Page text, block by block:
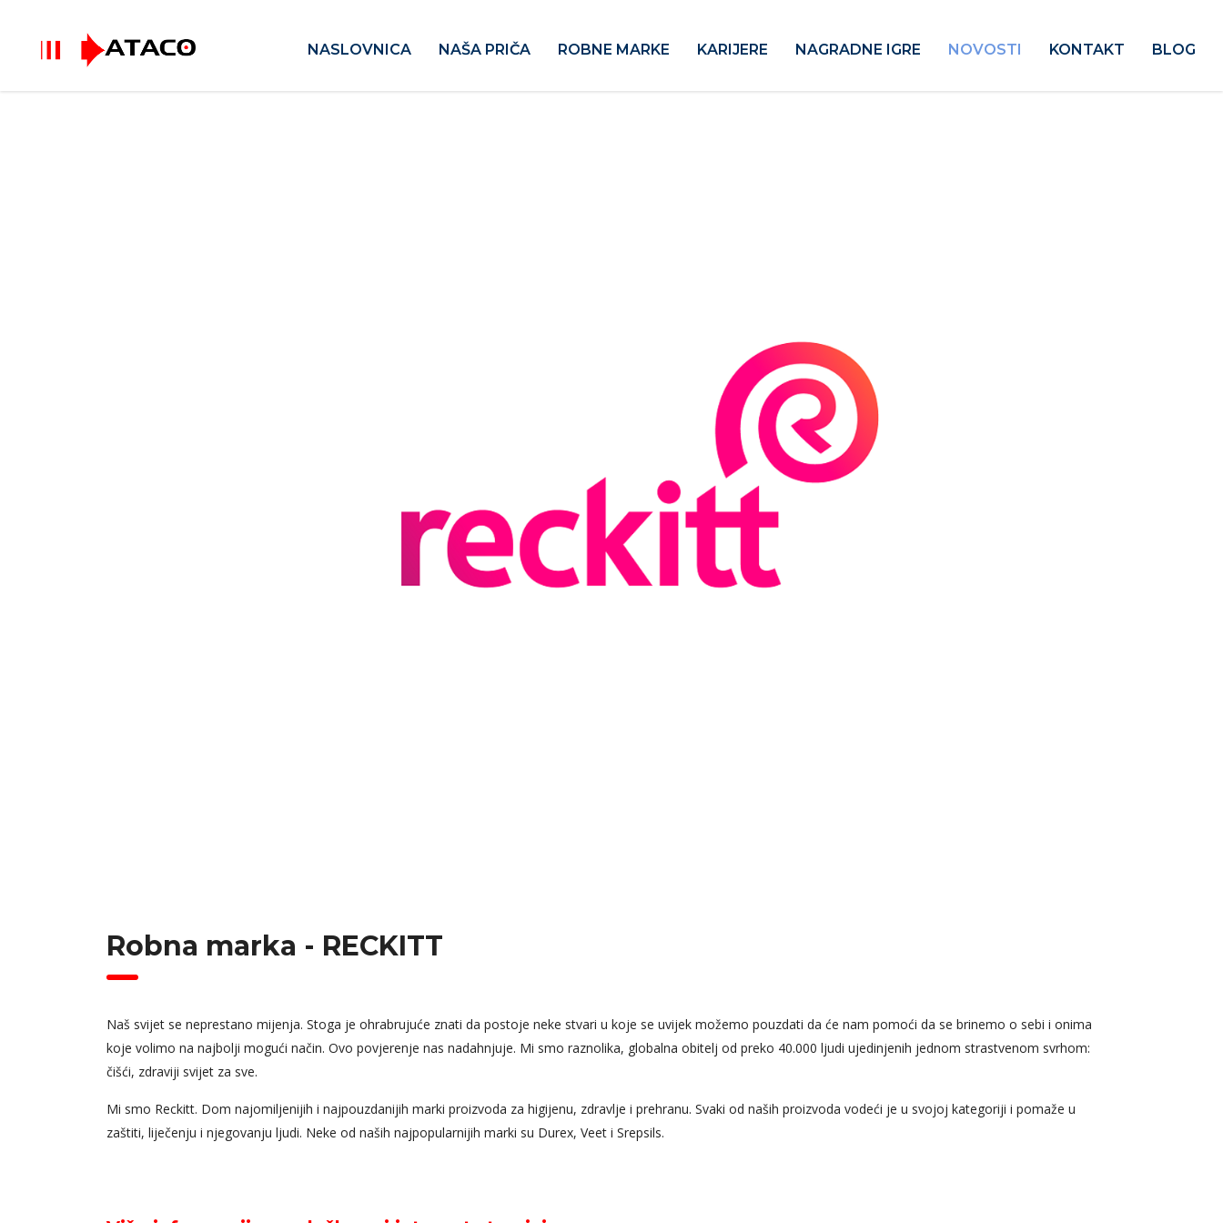
NASLOVNICA NAŠA PRIČA ROBNE MARKE KARIJERE NAGRADNE IGRE NOVOSTI KONTAKT BLOG
Robna marka - RECKITT
Naš svijet se neprestano mijenja. Stoga je ohrabrujuće znati da postoje neke stvari u koje se uvijek možemo pouzdati da će nam pomoći da se brinemo o sebi i onima
koje volimo na najbolji mogući način. Ovo povjerenje nas nadahnjuje. Mi smo raznolika, globalna obitelj od preko 40.000 ljudi ujedinjenih jednom strastvenom svrhom:
čišći, zdraviji svijet za sve.
Mi smo Reckitt. Dom najomiljenijih i najpouzdanijih marki proizvoda za higijenu, zdravlje i prehranu. Svaki od naših proizvoda vodeći je u svojoj kategoriji i pomaže u
zaštiti, liječenju i njegovanju ljudi. Neke od naših najpopularnijih marki su Durex, Veet i Srepsils.